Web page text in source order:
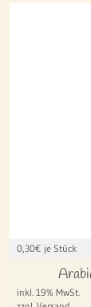
0,30€ je Stück
inkl. 19% MwSt.